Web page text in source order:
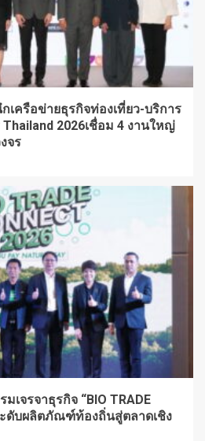
เครือข่ายธุรกิจท่องเที่ยว-บริการ
2026เชื่อม 4 งานใหญ่
จร
เจรจาธุรกิจ “BIO TRADE
ะดับผลิตภัณฑ์ท้องถิ่นสู่ตลาดเชิง